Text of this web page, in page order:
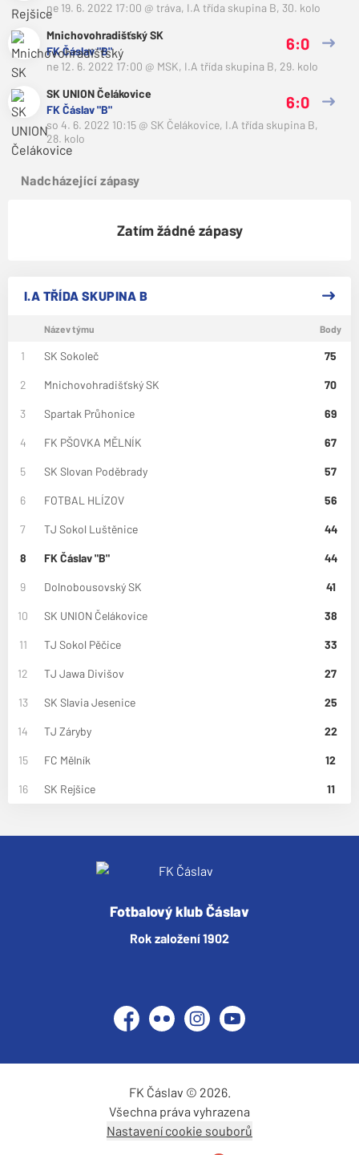
ne 19. 6. 2022 17:00 @ tráva, I.A třída skupina B, 30. kolo
Mnichovohradišťský SK
FK Čáslav "B"
6:0
ne 12. 6. 2022 17:00 @ MSK, I.A třída skupina B, 29. kolo
SK UNION Čelákovice
FK Čáslav "B"
6:0
so 4. 6. 2022 10:15 @ SK Čelákovice, I.A třída skupina B,
28. kolo
Nadcházející zápasy
Zatím žádné zápasy
I.A TŘÍDA SKUPINA B
Název týmu Body
1 SK Sokoleč 75
2 Mnichovohradišťský SK 70
3 Spartak Průhonice 69
4 FK PŠOVKA MĚLNÍK 67
5 SK Slovan Poděbrady 57
6 FOTBAL HLÍZOV 56
7 TJ Sokol Luštěnice 44
8 FK Čáslav "B" 44
9 Dolnobousovský SK 41
10 SK UNION Čelákovice 38
11 TJ Sokol Pěčice 33
12 TJ Jawa Divišov 27
13 SK Slavia Jesenice 25
14 TJ Záryby 22
15 FC Mělník 12
16 SK Rejšice 11
Fotbalový klub Čáslav
Rok založení 1902
Facebook
Flickr InstagramYouTube
FK Čáslav © 2026.
Všechna práva vyhrazena
Nastavení cookie souborů